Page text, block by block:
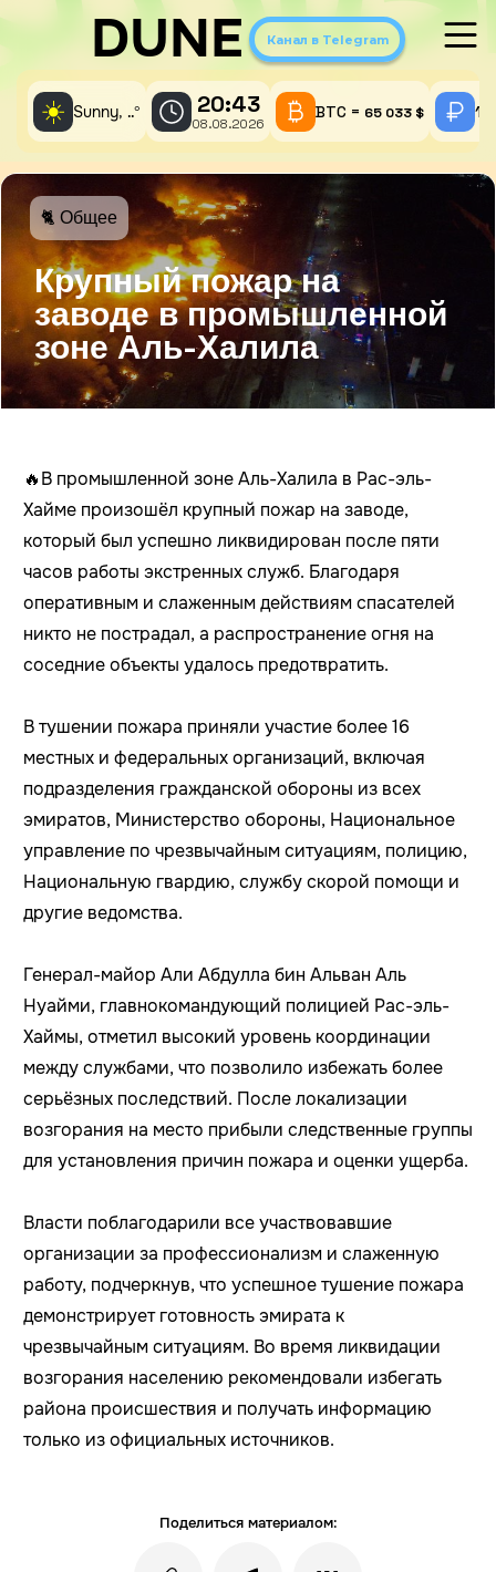
DUNE Канал в Telegram
☀️ Sunny, ..° 20:43
08.08.2026
BTC = 65 033 $ 1
Крупный пожар на
заводе в промышленной
зоне Аль-Халила
🐈 Общее
🔥В промышленной зоне Аль-Халила в Рас-эль-
Хайме произошёл крупный пожар на заводе,
который был успешно ликвидирован после пяти
часов работы экстренных служб. Благодаря
оперативным и слаженным действиям спасателей
никто не пострадал, а распространение огня на
соседние объекты удалось предотвратить.
В тушении пожара приняли участие более 16
местных и федеральных организаций, включая
подразделения гражданской обороны из всех
эмиратов, Министерство обороны, Национальное
управление по чрезвычайным ситуациям, полицию,
Национальную гвардию, службу скорой помощи и
другие ведомства.
Генерал-майор Али Абдулла бин Альван Аль
Нуайми, главнокомандующий полицией Рас-эль-
Хаймы, отметил высокий уровень координации
между службами, что позволило избежать более
серьёзных последствий. После локализации
возгорания на место прибыли следственные группы
для установления причин пожара и оценки ущерба.
Власти поблагодарили все участвовавшие
организации за профессионализм и слаженную
работу, подчеркнув, что успешное тушение пожара
демонстрирует готовность эмирата к
чрезвычайным ситуациям. Во время ликвидации
возгорания населению рекомендовали избегать
района происшествия и получать информацию
только из официальных источников.
Поделиться материалом: